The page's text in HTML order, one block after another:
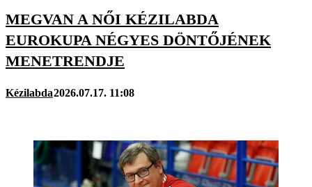
MEGVAN A NŐI KÉZILABDA
EUROKUPA NÉGYES DÖNTŐJÉNEK
MENETRENDJE
Kézilabda2026.07.17. 11:08